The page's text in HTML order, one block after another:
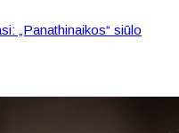
„Panathinaikos“ siūlo